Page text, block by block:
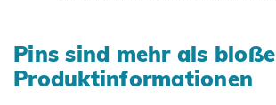
Pins sind mehr als bloße
Produktinformationen